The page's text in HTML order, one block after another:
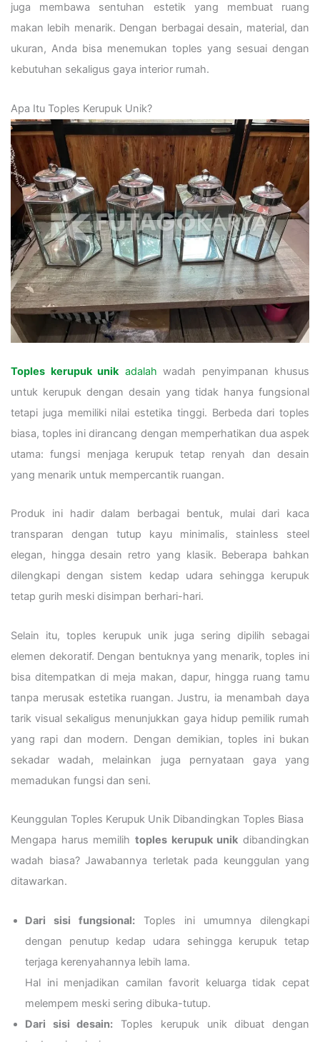
juga membawa sentuhan estetik yang membuat ruang
makan lebih menarik. Dengan berbagai desain, material, dan
ukuran, Anda bisa menemukan toples yang sesuai dengan
kebutuhan sekaligus gaya interior rumah.
Apa Itu Toples Kerupuk Unik?
Toples kerupuk unikadalah wadah penyimpanan khusus
untuk kerupuk dengan desain yang tidak hanya fungsional
tetapi juga memiliki nilai estetika tinggi. Berbeda dari toples
biasa, toples ini dirancang dengan memperhatikan dua aspek
utama: fungsi menjaga kerupuk tetap renyah dan desain
yang menarik untuk mempercantik ruangan.
Produk ini hadir dalam berbagai bentuk, mulai dari kaca
transparan dengan tutup kayu minimalis, stainless steel
elegan, hingga desain retro yang klasik. Beberapa bahkan
dilengkapi dengan sistem kedap udara sehingga kerupuk
tetap gurih meski disimpan berhari-hari.
Selain itu, toples kerupuk unik juga sering dipilih sebagai
elemen dekoratif. Dengan bentuknya yang menarik, toples ini
bisa ditempatkan di meja makan, dapur, hingga ruang tamu
tanpa merusak estetika ruangan. Justru, ia menambah daya
tarik visual sekaligus menunjukkan gaya hidup pemilik rumah
yang rapi dan modern. Dengan demikian, toples ini bukan
sekadar wadah, melainkan juga pernyataan gaya yang
memadukan fungsi dan seni.
Keunggulan Toples Kerupuk Unik Dibandingkan Toples Biasa
Mengapa harus memilih toples kerupuk unik dibandingkan
wadah biasa? Jawabannya terletak pada keunggulan yang
ditawarkan.
Dari sisi fungsional: Toples ini umumnya dilengkapi
dengan penutup kedap udara sehingga kerupuk tetap
terjaga kerenyahannya lebih lama.
Hal ini menjadikan camilan favorit keluarga tidak cepat
melempem meski sering dibuka-tutup.
Dari sisi desain: Toples kerupuk unik dibuat dengan